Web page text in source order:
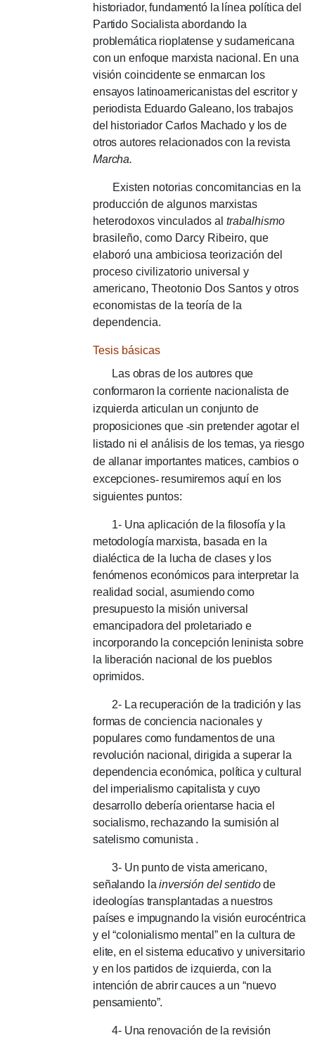
historiador, fundamentó la línea política del
Partido Socialista abordando la
problemática rioplatense y sudamericana
con un enfoque marxista nacional. En una
visión coincidente se enmarcan los
ensayos latinoamericanistas del escritor y
periodista Eduardo Galeano, los trabajos
del historiador Carlos Machado y los de
otros autores relacionados con la revista
Marcha.
Existen notorias concomitancias en la
producción de algunos marxistas
heterodoxos vinculados al trabalhismo
brasileño, como Darcy Ribeiro, que
elaboró ​​una ambiciosa teorización del
proceso civilizatorio universal y
americano, Theotonio Dos Santos y otros
economistas de la teoría de la
dependencia.
Tesis básicas
Las obras de los autores que
conformaron la corriente nacionalista de
izquierda articulan un conjunto de
proposiciones que -sin pretender agotar el
listado ni el análisis de los temas, ya riesgo
de allanar importantes matices, cambios o
excepciones- resumiremos aquí en los
siguientes puntos:
1- Una aplicación de la filosofía y la
metodología marxista, basada en la
dialéctica de la lucha de clases y los
fenómenos económicos para interpretar la
realidad social, asumiendo como
presupuesto la misión universal
emancipadora del proletariado e
incorporando la concepción leninista sobre
la liberación nacional de los pueblos
oprimidos.
2- La recuperación de la tradición y las
formas de conciencia nacionales y
populares como fundamentos de una
revolución nacional, dirigida a superar la
dependencia económica, política y cultural
del imperialismo capitalista y cuyo
desarrollo debería orientarse hacia el
socialismo, rechazando la sumisión al
satelismo comunista .
3- Un punto de vista americano,
señalando lainversión del sentidode
ideologías transplantadas a nuestros
países e impugnando la visión eurocéntrica
y el “colonialismo mental” en la cultura de
elite, en el sistema educativo y universitario
y en los partidos de izquierda, con la
intención de abrir cauces a un “nuevo
pensamiento”.
4- Una renovación de la revisión